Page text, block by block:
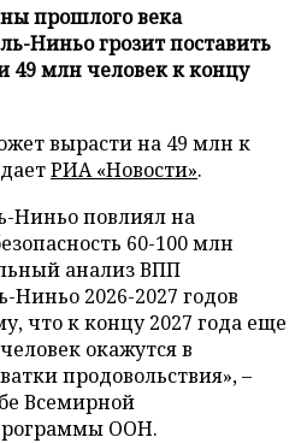
прошлого века
Ниньо грозит поставить
49 млн человек к концу
вырасти на 49 млн к
РИА «Новости».
Ниньо повлиял на
60-100 млн
анализ ВПП
Ниньо 2026-2027 годов
что к концу 2027 года еще
окажутся в
продовольствия», –
Всемирной
ООН.